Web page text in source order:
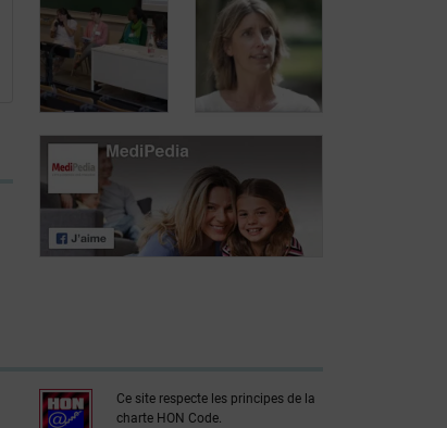
Carole, 55 ans,
solution aux
Jean, 58 ans,
profite de la vie
malgré les
patients atteints
de lymphome:
Mariangela
Fiorente,
ALWB
patients atteints
de lymphome:
Pr Virginie De
Wilde
Ce site respecte les principes de la
charte HON Code.